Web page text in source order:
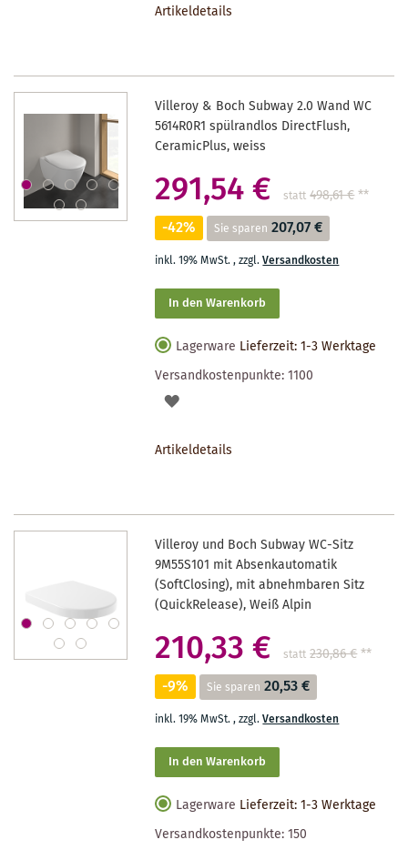
Artikeldetails
Villeroy & Boch Subway 2.0 Wand WC
5614R0R1 spülrandlos DirectFlush,
CeramicPlus, weiss
291,54 € statt 498,61 €**
-42% Sie sparen 207,07 €
inkl. 19% MwSt.,zzgl.Versandkosten
In den Warenkorb
Lagerware Lieferzeit: 1-3 Werktage
Versandkostenpunkte:1100
AUF
Artikeldetails
Villeroy und Boch Subway WC-Sitz
9M55S101 mit Absenkautomatik
(SoftClosing), mit abnehmbaren Sitz
(QuickRelease), Weiß Alpin
210,33 € statt 230,86 €**
-9% Sie sparen 20,53 €
inkl. 19% MwSt.,zzgl.Versandkosten
In den Warenkorb
Lagerware Lieferzeit: 1-3 Werktage
Versandkostenpunkte:150